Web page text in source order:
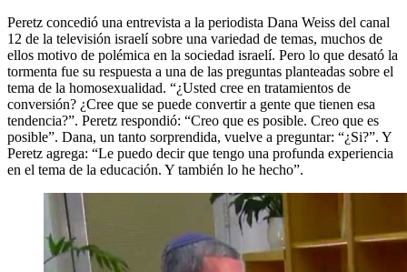
Peretz concedió una entrevista a la periodista Dana Weiss del canal
12 de la televisión israelí sobre una variedad de temas, muchos de
ellos motivo de polémica en la sociedad israelí. Pero lo que desató la
tormenta fue su respuesta a una de las preguntas planteadas sobre el
tema de la homosexualidad. “¿Usted cree en tratamientos de
conversión? ¿Cree que se puede convertir a gente que tienen esa
tendencia?”. Peretz respondió: “Creo que es posible. Creo que es
posible”. Dana, un tanto sorprendida, vuelve a preguntar: “¿Si?”. Y
Peretz agrega: “Le puedo decir que tengo una profunda experiencia
en el tema de la educación. Y también lo he hecho”.